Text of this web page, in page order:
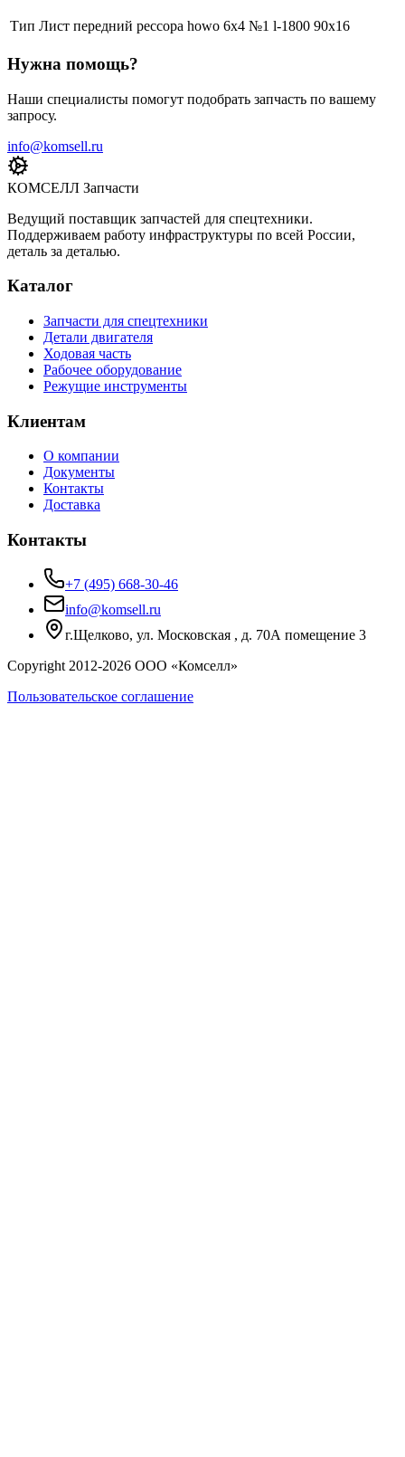
Тип Лист передний рессора howo 6x4 №1 l-1800 90x16
Нужна помощь?
Наши специалисты помогут подобрать запчасть по вашему
запросу.
info@komsell.ru
КОМСЕЛЛ Запчасти
Ведущий поставщик запчастей для спецтехники.
Поддерживаем работу инфраструктуры по всей России,
деталь за деталью.
Каталог
Запчасти для спецтехники
Детали двигателя
Ходовая часть
Рабочее оборудование
Режущие инструменты
Клиентам
О компании
Документы
Контакты
Доставка
Контакты
+7 (495) 668-30-46
info@komsell.ru
г.Щелково, ул. Московская , д. 70А помещение 3
Copyright 2012-2026 ООО «Комселл»
Пользовательское соглашение